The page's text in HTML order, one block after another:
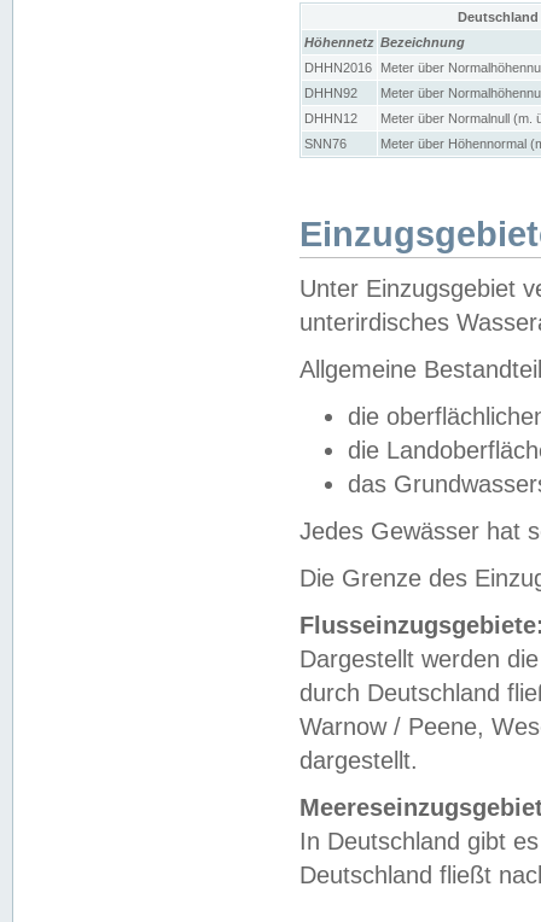
Höhennetz Bezeichnung
DHHN2016
Meter über
DHHN92
Meter über
DHHN12
Meter über Normalnull (m.
SNN76
Meter über Höhennormal
Unter Einzugsgebiet
unterirdisches
Allgemeine
die
die
das
Jedes Gewässer hat
Die Grenze des
Dargestellt werden
durch Deutschland
Warnow / Peene,
dargestellt.
In Deutschland gibt
Deutschland fließt